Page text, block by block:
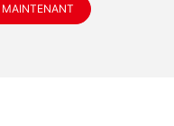
MAINTENANT